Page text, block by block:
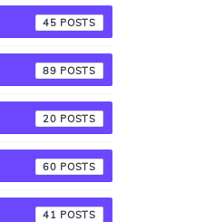
45
89
20
60
41